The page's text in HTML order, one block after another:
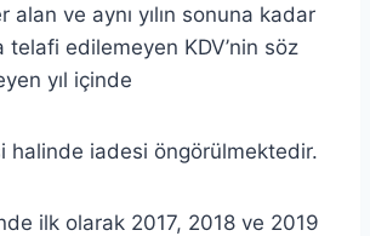
ve aynı yılın sonuna kadar
telafi edilemeyen KDV’nin söz
yıl içinde
halinde iadesi öngörülmektedir.
ilk olarak 2017, 2018 ve 2019